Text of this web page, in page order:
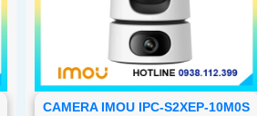
CAMERA IMOU IPC-S2XEP-10M0S